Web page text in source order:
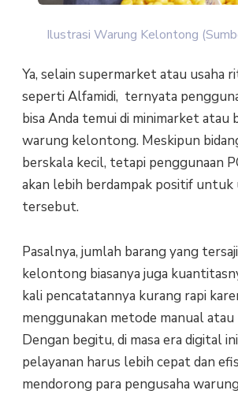
Ilustrasi Warung Kelontong
Ya, selain supermarket atau usaha
seperti Alfamidi, ternyata
bisa Anda temui di minimarket atau
warung kelontong. Meskipun
berskala kecil, tetapi penggunaan
akan lebih berdampak positif untuk
tersebut.
Pasalnya, jumlah barang yang
kelontong biasanya juga
kali pencatatannya kurang rapi
menggunakan metode manual
Dengan begitu, di masa era digital
pelayanan harus lebih cepat dan
mendorong para pengusaha